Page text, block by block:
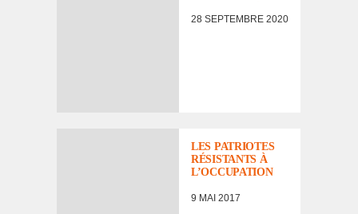
28 SEPTEMBRE 2020
LES PATRIOTES
RÉSISTANTS À
L’OCCUPATION
9 MAI 2017